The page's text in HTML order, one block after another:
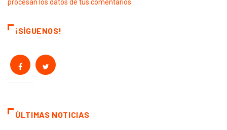
procesan los datos de tus comentarios
¡SÍGUENOS!
ÚLTIMAS NOTICIAS